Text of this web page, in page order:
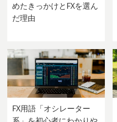
めたきっかけとFXを選ん
だ理由
FX用語「オシレーター